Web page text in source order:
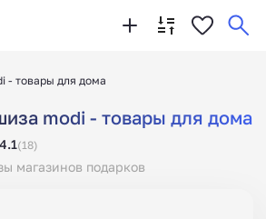
- товары для дома
modi - товары для дома
4.1(18)
магазинов подарков